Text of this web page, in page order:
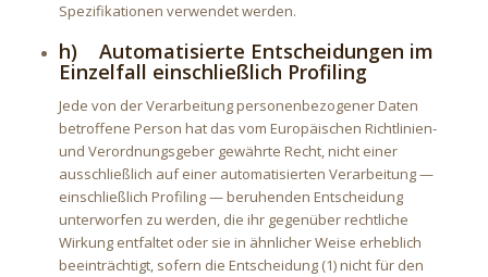
Spezifikationen verwendet werden.
h) Automatisierte Entscheidungen im
Einzelfall einschließlich Profiling
Jede von der Verarbeitung personenbezogener Daten
betroffene Person hat das vom Europäischen Richtlinien-
und Verordnungsgeber gewährte Recht, nicht einer
ausschließlich auf einer automatisierten Verarbeitung —
einschließlich Profiling — beruhenden Entscheidung
unterworfen zu werden, die ihr gegenüber rechtliche
Wirkung entfaltet oder sie in ähnlicher Weise erheblich
beeinträchtigt, sofern die Entscheidung (1) nicht für den